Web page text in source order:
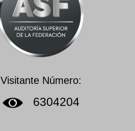
Visitante Número:
6304204